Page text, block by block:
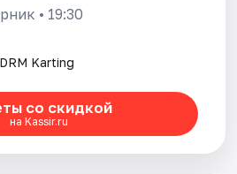
• 19:30
Karting
со скидкой
на Kassir.ru